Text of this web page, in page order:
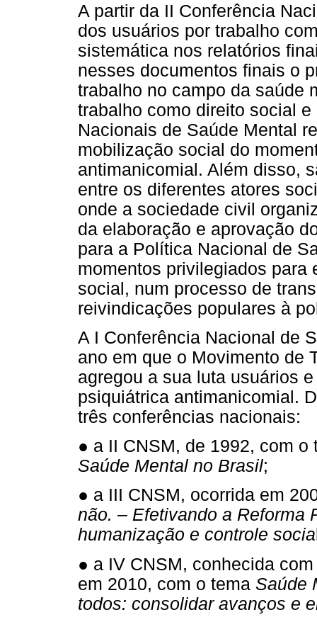
A partir da II Conferência
dos usuários por trabalho
sistemática nos relatórios
nesses documentos finais o
trabalho no campo da saúde
trabalho como direito social
Nacionais de Saúde Mental
mobilização social do
antimanicomial. Além disso,
entre os diferentes atores
onde a sociedade civil
da elaboração e aprovação
para a Política Nacional de
momentos privilegiados para
social, num processo de
reivindicações populares à
A I Conferência Nacional de
ano em que o Movimento de
agregou a sua luta usuários
psiquiátrica antimanicomial.
três conferências nacionais:
● a II CNSM, de 1992, com o
Saúde Mental no Brasil;
● a III CNSM, ocorrida em
não. – Efetivando a Reforma
humanização e controle socia
● a IV CNSM, conhecida
em 2010, com o tema Saúde
todos: consolidar avanços e